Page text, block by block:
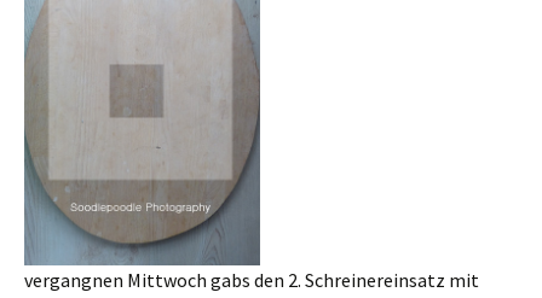
vergangnen Mittwoch gabs den 2. Schreinereinsatz mit